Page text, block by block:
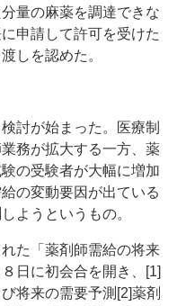
量の麻薬を調達できな
申請して許可を受けた
しを認めた。
討が始まった。医療制
務が拡大する一方、薬
の受験者が大幅に増加
の変動要因が出ている
ようというもの。
た「薬剤師需給の将来
日に初会合を開き、[1]
将来の需要予測[2]薬剤